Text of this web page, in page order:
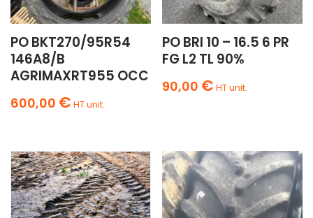
PO BKT270/95R54
146A8/B
AGRIMAXRT955 OCC
600,00 € HT unit.
PO BRI 10 – 16.5 6 PR
FG L2 TL 90%
90,00 € HT unit.